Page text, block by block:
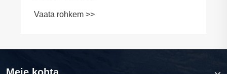
Vaata rohkem >>